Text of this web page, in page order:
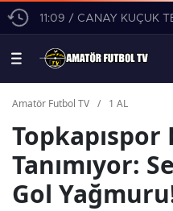
11:09 / CANAY KÜÇÜK
Amatör Futbol TV / 1 AL
Topkapıspor
Tanımıyor:
Gol